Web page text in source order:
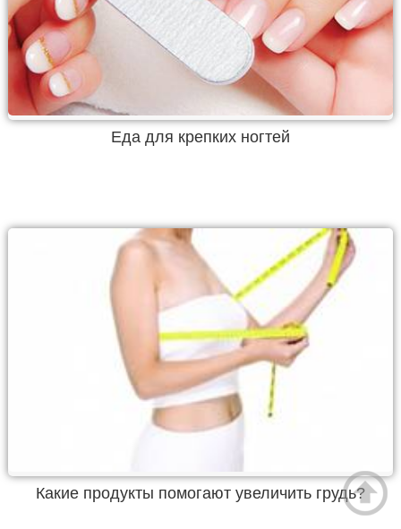
Еда для крепких ногтей
Какие продукты помогают увеличить грудь?